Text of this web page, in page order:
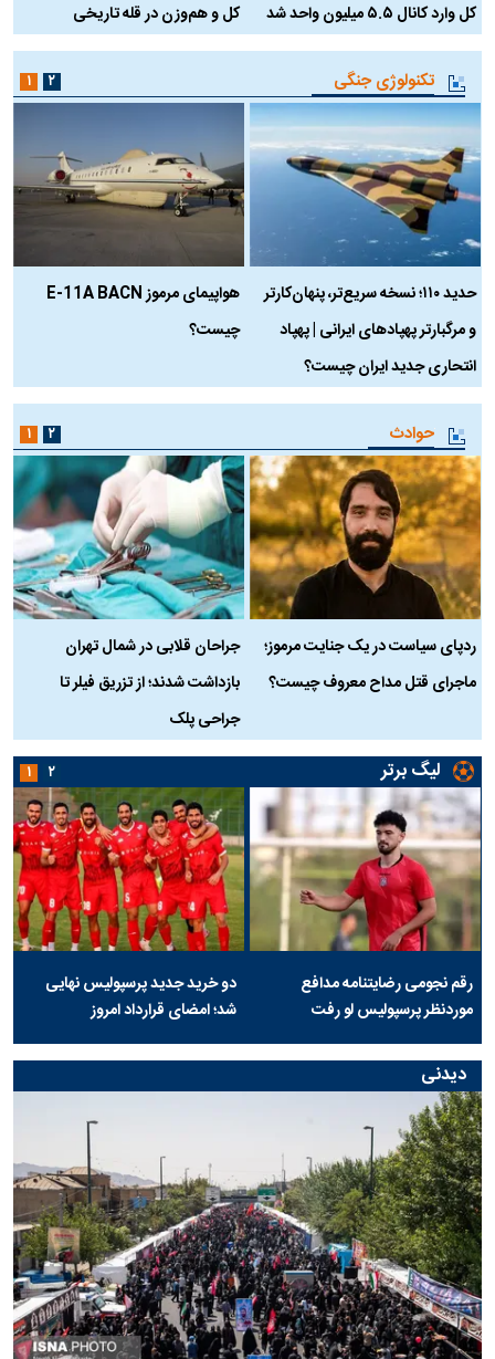
کل وارد کانال ۵.۵ میلیون واحد شد
کل و هم‌وزن در قله تاریخی
تکنولوژی جنگی
حدید ۱۱۰؛ نسخه سریع‌تر، پنهان‌کارتر
و مرگبارتر پهپادهای ایرانی | پهپاد
انتحاری جدید ایران چیست؟
هواپیمای مرموز E-11A BACN
چیست؟
۱ ۲
حوادث
ردپای سیاست در یک جنایت مرموز؛
ماجرای قتل مداح معروف چیست؟
جراحان قلابی در شمال تهران
بازداشت شدند؛ از تزریق فیلر تا
جراحی پلک
۱ ۲
لیگ برتر
رقم نجومی رضایتنامه مدافع
موردنظر پرسپولیس لو رفت
دو خرید جدید پرسپولیس نهایی
شد؛ امضای قرارداد امروز
۱ ۲
دیدنی